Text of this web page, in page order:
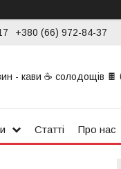
+380 (66) 972-84-37
- кави ☕ солодощів 🍫
Статті Про нас